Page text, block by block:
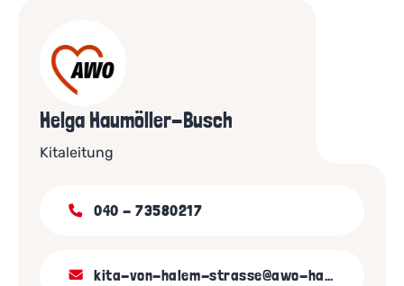
Helga Haumöller-Busch
Kitaleitung
040 - 73580217
kita-von-halem-strasse@awo-hamburg.de